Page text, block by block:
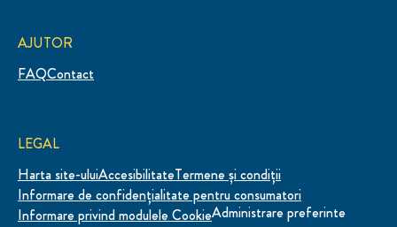
AJUTOR
FAQContact
LEGAL
Harta site-uluiAccesibilitateTermene și condiții
Informare de confidenţialitate pentru consumatori
Informare privind modulele CookieAdministrare preferinte